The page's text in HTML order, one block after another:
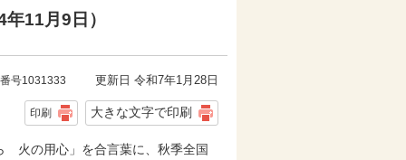
11月9日）
号1031333 更新日 令和7年1月28日
印刷 大きな文字で印刷
の用心」を合言葉に、秋季全国